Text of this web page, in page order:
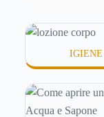
IGIENE